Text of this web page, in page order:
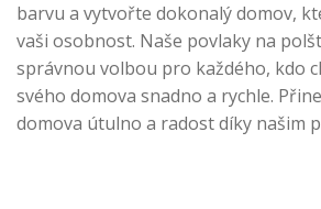
barvu a vytvořte dokonalý domov,
vaši osobnost. Naše povlaky na
správnou volbou pro každého, kdo
svého domova snadno a rychle.
domova útulno a radost díky našim